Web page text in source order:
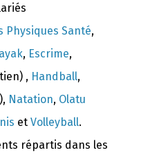
Physiques Santé,
, Escrime,
, Handball,
Natation, Olatu
et Volleyball.
répartis dans les